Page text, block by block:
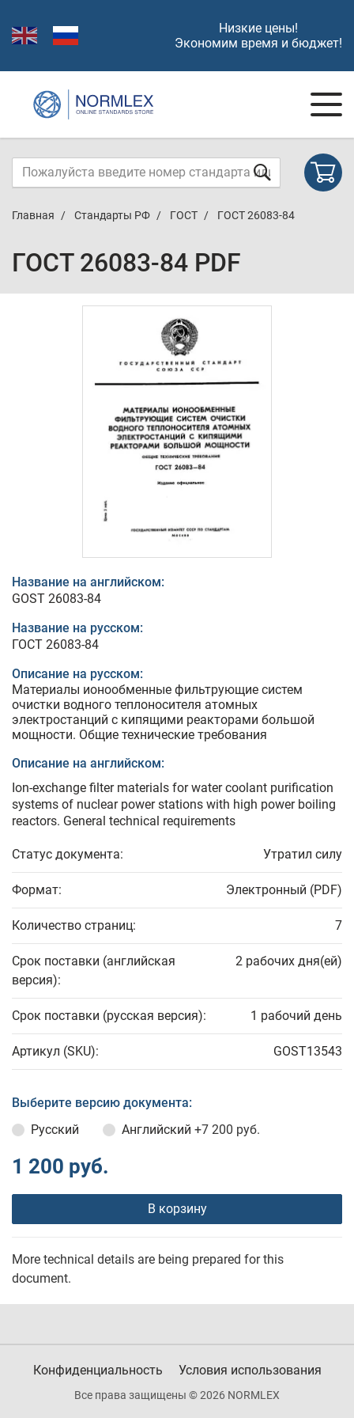
Низкие цены!
Экономим время и бюджет!
Главная Стандарты РФ ГОСТ ГОСТ 26083-84
ГОСТ 26083-84 PDF
Название на английском:
GOST 26083-84
Название на русском:
ГОСТ 26083-84
Описание на русском:
Материалы ионообменные фильтрующие систем
очистки водного теплоносителя атомных
электростанций с кипящими реакторами большой
мощности. Общие технические требования
Описание на английском:
Ion-exchange filter materials for water coolant purification
systems of nuclear power stations with high power boiling
reactors. General technical requirements
Статус документа: Утратил силу
Формат: Электронный (PDF)
Количество страниц: 7
Срок поставки (английская
версия):
2 рабочих дня(ей)
Срок поставки (русская версия): 1 рабочий день
Артикул (SKU): GOST13543
Выберите версию документа:
Русский
Английский +7 200 руб.
1 200 руб.
В корзину
More technical details are being prepared for this
document.
Конфиденциальность Условия использования
Все права защищены © 2026 NORMLEX